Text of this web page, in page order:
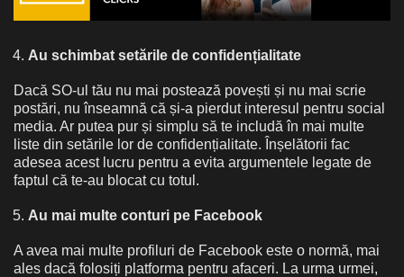
Au schimbat setările de confidențialitate
Dacă SO-ul tău nu mai postează povești și nu mai scrie
postări, nu înseamnă că și-a pierdut interesul pentru social
media. Ar putea pur și simplu să te includă în mai multe
liste din setările lor de confidențialitate. Înșelătorii fac
adesea acest lucru pentru a evita argumentele legate de
faptul că te-au blocat cu totul.
Au mai multe conturi pe Facebook
A avea mai multe profiluri de Facebook este o normă, mai
ales dacă folosiți platforma pentru afaceri. La urma urmei,